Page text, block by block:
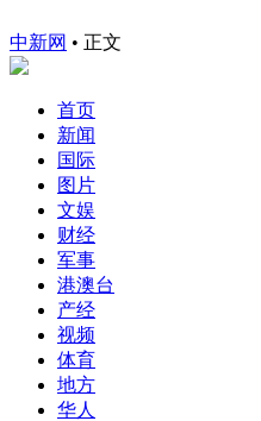
中新网 • 正文
首页
新闻
国际
图片
文娱
财经
军事
港澳台
产经
视频
体育
地方
华人